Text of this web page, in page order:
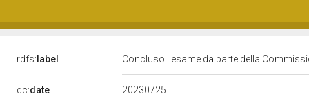
rdfs: label Concluso l'esame da parte della
dc:date 20230725